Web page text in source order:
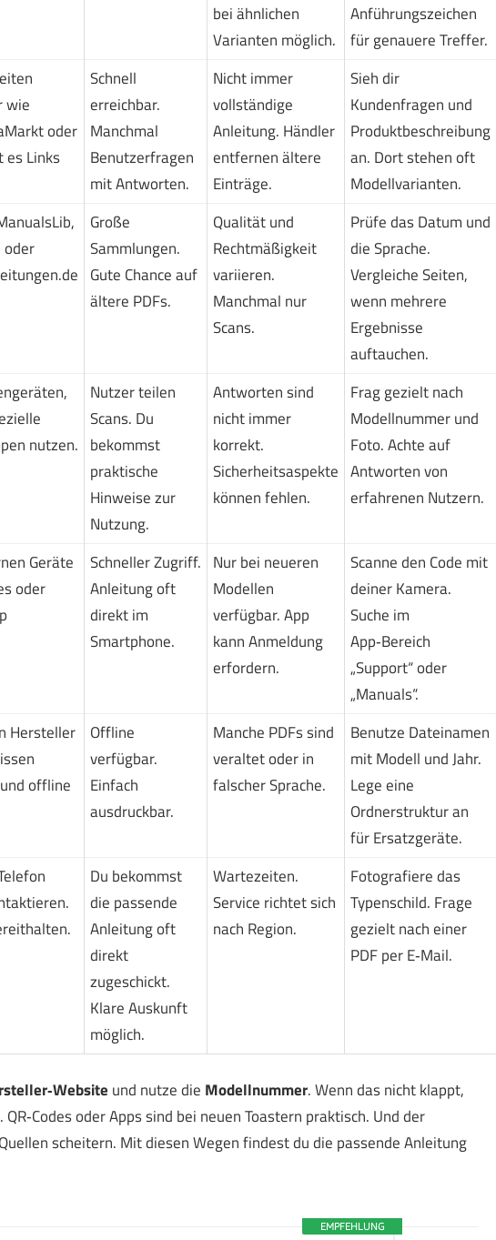
bei ähnlichen
Varianten möglich.
Anführungszeichen
für genauere Treffer.
wie
oder
es Links
Schnell
erreichbar.
Manchmal
Benutzerfragen
mit Antworten.
Nicht immer
vollständige
Anleitung. Händler
entfernen ältere
Einträge.
Sieh dir
Kundenfragen und
Produktbeschreibung
an. Dort stehen oft
Modellvarianten.
oder
Große
Sammlungen.
Gute Chance auf
ältere PDFs.
Qualität und
Rechtmäßigkeit
variieren.
Manchmal nur
Scans.
Prüfe das Datum und
die Sprache.
Vergleiche Seiten,
wenn mehrere
Ergebnisse
auftauchen.
nutzen.
Nutzer teilen
Scans. Du
bekommst
praktische
Hinweise zur
Nutzung.
Antworten sind
nicht immer
korrekt.
Sicherheitsaspekte
können fehlen.
Frag gezielt nach
Modellnummer und
Foto. Achte auf
Antworten von
erfahrenen Nutzern.
Geräte
oder
Schneller Zugriff.
Anleitung oft
direkt im
Smartphone.
Nur bei neueren
Modellen
verfügbar. App
kann Anmeldung
erfordern.
Scanne den Code mit
deiner Kamera.
Suche im
App‑Bereich
„Support“ oder
„Manuals“.
Hersteller
offline
Offline
verfügbar.
Einfach
ausdruckbar.
Manche PDFs sind
veraltet oder in
falscher Sprache.
Benutze Dateinamen
mit Modell und Jahr.
Lege eine
Ordnerstruktur an
für Ersatzgeräte.
Du bekommst
die passende
Anleitung oft
direkt
zugeschickt.
Klare Auskunft
möglich.
Wartezeiten.
Service richtet sich
nach Region.
Fotografiere das
Typenschild. Frage
gezielt nach einer
PDF per E‑Mail.
und nutze die Modellnummer. Wenn das nicht klappt,
oder Apps sind bei neuen Toastern praktisch. Und der
scheitern. Mit diesen Wegen findest du die passende Anleitung
EMPFEHLUNG